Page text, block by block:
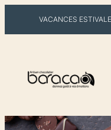
VACANCES